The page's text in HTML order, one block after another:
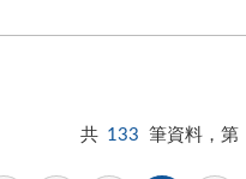
共 133 筆資料，第